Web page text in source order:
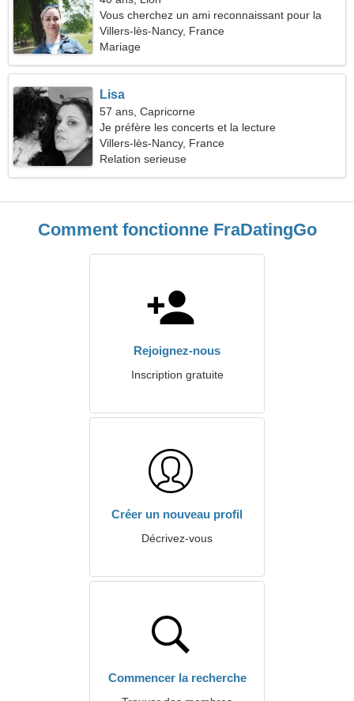
Vous cherchez un ami reconnaissant pour la
romance
Villers-lès-Nancy, France
Mariage
Lisa
57 ans, Capricorne
Je préfère les concerts et la lecture
Villers-lès-Nancy, France
Relation serieuse
Comment fonctionne FraDatingGo
Rejoignez-nous
Inscription gratuite
Créer un nouveau profil
Décrivez-vous
Commencer la recherche